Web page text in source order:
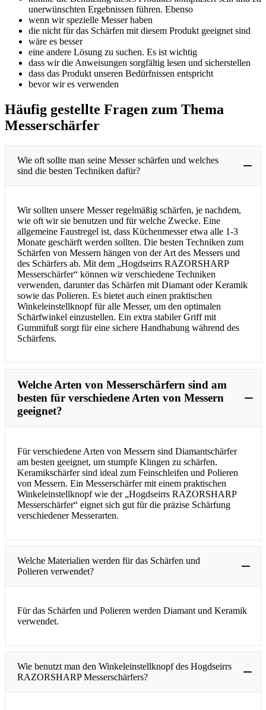
unerwünschten Ergebnissen führen. Ebenso
wenn wir spezielle Messer haben
die nicht für das Schärfen mit diesem Produkt geeignet sind
wäre es besser
eine andere Lösung zu suchen. Es ist wichtig
dass wir die Anweisungen sorgfältig lesen und sicherstellen
dass das Produkt unseren Bedürfnissen entspricht
bevor wir es verwenden
Häufig gestellte Fragen zum Thema
Messerschärfer
Wie oft sollte man seine Messer schärfen und welches
sind die besten Techniken dafür?
Wir sollten unsere Messer regelmäßig schärfen, je nachdem,
wie oft wir sie benutzen und für welche Zwecke. Eine
allgemeine Faustregel ist, dass Küchenmesser etwa alle 1-3
Monate geschärft werden sollten. Die besten Techniken zum
Schärfen von Messern hängen von der Art des Messers und
des Schärfers ab. Mit dem „Hogdseirrs RAZORSHARP
Messerschärfer“ können wir verschiedene Techniken
verwenden, darunter das Schärfen mit Diamant oder Keramik
sowie das Polieren. Es bietet auch einen praktischen
Winkeleinstellknopf für alle Messer, um den optimalen
Schärfwinkel einzustellen. Ein extra stabiler Griff mit
Gummifuß sorgt für eine sichere Handhabung während des
Schärfens.
Welche Arten von Messerschärfern sind am
besten für verschiedene Arten von Messern
geeignet?
Für verschiedene Arten von Messern sind Diamantschärfer
am besten geeignet, um stumpfe Klingen zu schärfen.
Keramikschärfer sind ideal zum Feinschleifen und Polieren
von Messern. Ein Messerschärfer mit einem praktischen
Winkeleinstellknopf wie der „Hogdseirrs RAZORSHARP
Messerschärfer“ eignet sich gut für die präzise Schärfung
verschiedener Messerarten.
Welche Materialien werden für das Schärfen und
Polieren verwendet?
Für das Schärfen und Polieren werden Diamant und Keramik
verwendet.
Wie benutzt man den Winkeleinstellknopf des Hogdseirrs
RAZORSHARP Messerschärfers?